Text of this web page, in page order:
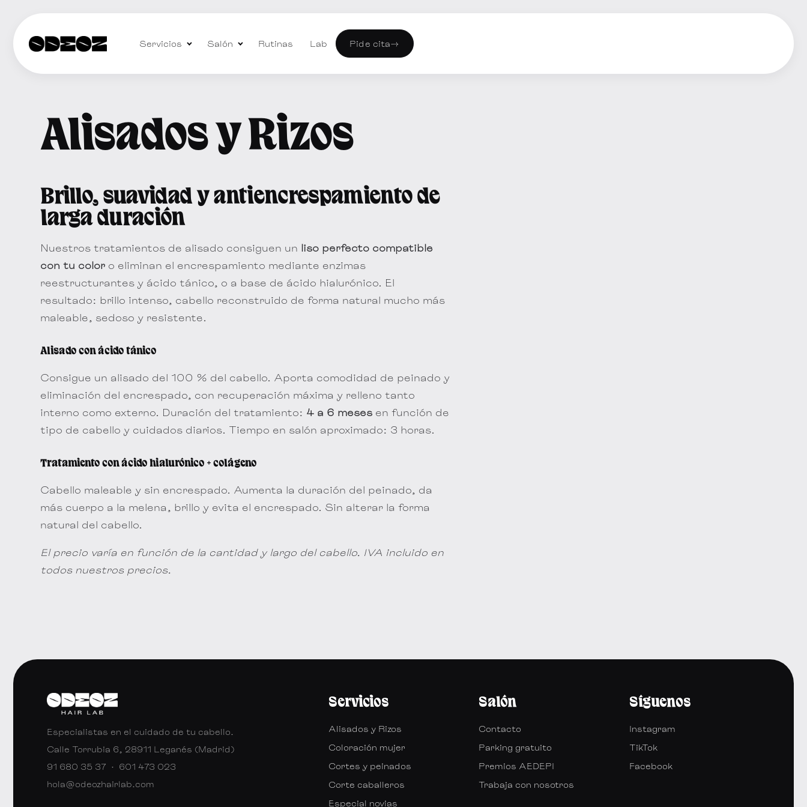
Servicios Salón Rutinas Lab Pide cita→
Alisados y Rizos
Brillo, suavidad y antiencrespamiento de
larga duración
Nuestros tratamientos de alisado consiguen un liso perfecto compatible
con tu color o eliminan el encrespamiento mediante enzimas
reestructurantes y ácido tánico, o a base de ácido hialurónico. El
resultado: brillo intenso, cabello reconstruido de forma natural mucho más
maleable, sedoso y resistente.
Alisado con ácido tánico
Consigue un alisado del 100 % del cabello. Aporta comodidad de peinado y
eliminación del encrespado, con recuperación máxima y relleno tanto
interno como externo. Duración del tratamiento: 4 a 6 meses en función de
tipo de cabello y cuidados diarios. Tiempo en salón aproximado: 3 horas.
Tratamiento con ácido hialurónico + colágeno
Cabello maleable y sin encrespado. Aumenta la duración del peinado, da
más cuerpo a la melena, brillo y evita el encrespado. Sin alterar la forma
natural del cabello.
El precio varía en función de la cantidad y largo del cabello. IVA incluido en
todos nuestros precios.
Especialistas en el cuidado de tu cabello.
Calle Torrubia 6, 28911 Leganés (Madrid)
91 680 35 37 · 601 473 023
hola@odeozhairlab.com
Servicios
Alisados y Rizos
Coloración mujer
Cortes y peinados
Corte caballeros
Especial novias
Salón
Contacto
Parking gratuito
Premios AEDEPI
Trabaja con nosotros
Síguenos
Instagram
TikTok
Facebook